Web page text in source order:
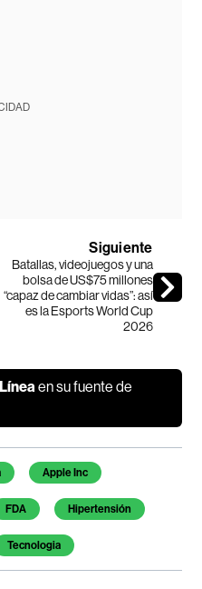
Siguiente
Batallas, videojuegos y una
bolsa de US$75 millones
“capaz de cambiar vidas”: así
es la Esports World Cup
2026
en su fuente de
Apple Inc
FDA Hipertensión
Tecnologia